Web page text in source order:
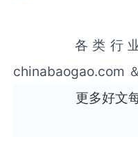
各类行业分
chinabaogao.com
更多好文